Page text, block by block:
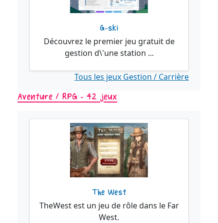
G-ski
Découvrez le premier jeu gratuit de
gestion d\'une station ...
Tous les jeux Gestion / Carrière
Aventure / RPG - 42 jeux
The West
TheWest est un jeu de rôle dans le Far
West.